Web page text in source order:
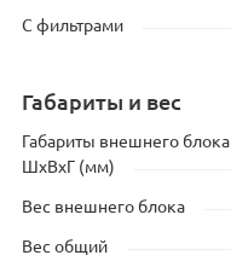
С фильтрами
Габариты и вес
Габариты внешнего блока
ШхВхГ (мм)
Вес внешнего блока
Вес общий